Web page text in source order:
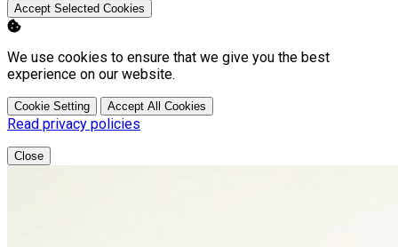
Accept Selected Cookies
We use cookies to ensure that we give you the best
experience on our website.
Cookie Setting Accept All Cookies
Read privacy policies
Close